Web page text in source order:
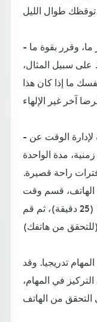
- توقف عن الرغبة في التحقق من إشعار ما، وقرر بقوة ما
سبيل المثال،
ما إذا كان هذا
- جرب "طريقة البومودورو" وهي طريقة لإدارة الوقت عن
مدة الواحدة
فترات راحة قصيرة.
الهاتف، قسم وقت
تركيزك إلى أجزاء يمكن التحكم فيها (25 دقيقة)، ثم قم
تدريجيا. وقد
في المهام،